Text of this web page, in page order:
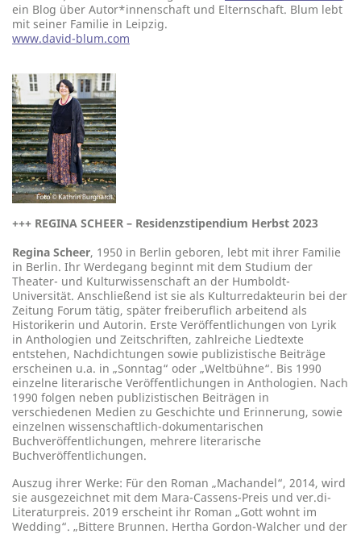
ein Blog über Autor*innenschaft und Elternschaft. Blum lebt
mit seiner Familie in Leipzig.
www.david-blum.com
+++ REGINA SCHEER ­– Residenzstipendium Herbst 2023
Regina Scheer, 1950 in Berlin geboren, lebt mit ihrer Familie
in Berlin. Ihr Werdegang beginnt mit dem Studium der
Theater- und Kulturwissenschaft an der Humboldt-
Universität. Anschließend ist sie als Kulturredakteurin bei der
Zeitung Forum tätig, später freiberuflich arbeitend als
Historikerin und Autorin. Erste Veröffentlichungen von Lyrik
in Anthologien und Zeitschriften, zahlreiche Liedtexte
entstehen, Nachdichtungen sowie publizistische Beiträge
erscheinen u.a. in „Sonntag“ oder „Weltbühne“. Bis 1990
einzelne literarische Veröffentlichungen in Anthologien. Nach
1990 folgen neben publizistischen Beiträgen in
verschiedenen Medien zu Geschichte und Erinnerung, sowie
einzelnen wissenschaftlich-dokumentarischen
Buchveröffentlichungen, mehrere literarische
Buchveröffentlichungen.
Auszug ihrer Werke: Für den Roman „Machandel“, 2014, wird
sie ausgezeichnet mit dem Mara-Cassens-Preis und ver.di-
Literaturpreis. 2019 erscheint ihr Roman „Gott wohnt im
Wedding“. „Bittere Brunnen. Hertha Gordon-Walcher und der